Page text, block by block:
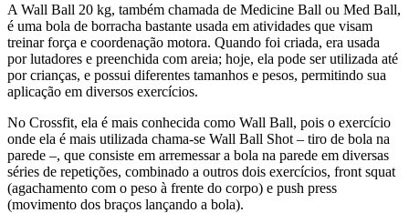
A Wall Ball 20 kg, também chamada de Medicine Ball ou Med Ball,
é uma bola de borracha bastante usada em atividades que visam
treinar força e coordenação motora. Quando foi criada, era usada
por lutadores e preenchida com areia; hoje, ela pode ser utilizada até
por crianças, e possui diferentes tamanhos e pesos, permitindo sua
aplicação em diversos exercícios.
No Crossfit, ela é mais conhecida como Wall Ball, pois o exercício
onde ela é mais utilizada chama-se Wall Ball Shot – tiro de bola na
parede –, que consiste em arremessar a bola na parede em diversas
séries de repetições, combinado a outros dois exercícios, front squat
(agachamento com o peso à frente do corpo) e push press
(movimento dos braços lançando a bola).